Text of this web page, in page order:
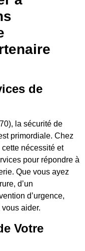
de
la sécurité de
primordiale. Chez
nécessité et
pour répondre à
Que vous ayez
d’un
d’urgence,
aider.
Votre